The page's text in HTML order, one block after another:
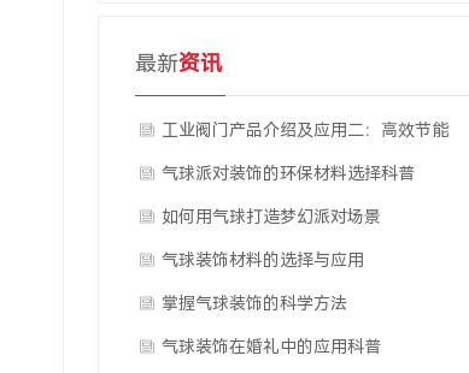
最新资讯
工业阀门产品介绍及应用二：高效节能
的球阀
气球派对装饰的环保材料选择科普
如何用气球打造梦幻派对场景
气球装饰材料的选择与应用
掌握气球装饰的科学方法
气球装饰在婚礼中的应用科普